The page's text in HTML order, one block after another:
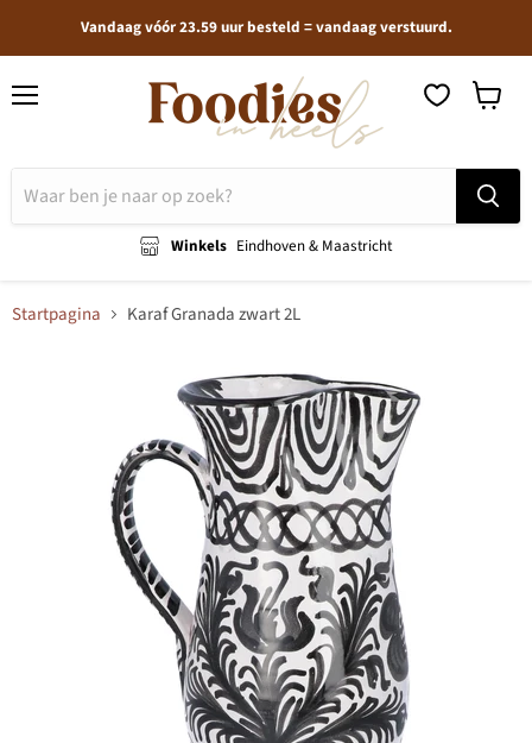
Vandaag vóór 23.59 uur besteld = vandaag verstuurd.
Winkels Eindhoven & Maastricht
Startpagina Karaf Granada zwart 2L